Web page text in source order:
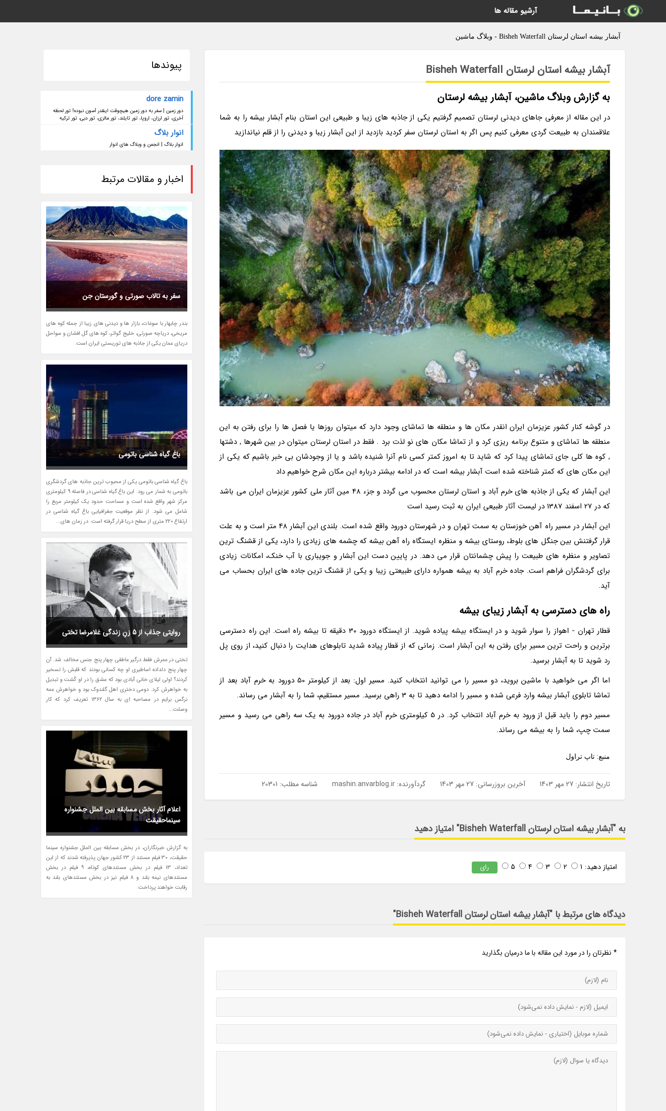
آبشار بیشه استان لرستان Bisheh Waterfall - وبلاگ ماشین
آبشار بیشه استان لرستان Bisheh Waterfall
به گزارش وبلاگ ماشین، آبشار بیشه لرستان
در این مقاله از معرفی جاهای دیدنی لرستان تصمیم گرفتیم یکی از جاذبه های زیبا و طبیعی این استان بنام آبشار بیشه را به شما
علاقمندان به طبیعت گردی معرفی کنیم پس اگر به استان لرستان سفر کردید بازدید از این آبشار زیبا و دیدنی را از قلم نیاندازید
در گوشه کنار کشور عزیزمان ایران انقدر مکان ها و منطقه ها تماشای وجود دارد که میتوان روزها یا فصل ها را برای رفتن به این
منطقه ها تماشای و متنوع برنامه ریزی کرد و از تماشا مکان های نو لذت برد . فقط در استان لرستان میتوان در بین شهرها , دشتها
, کوه ها کلی جای تماشای پیدا کرد که شاید تا به امروز کمتر کسی نام آنرا شنیده باشد و یا از وجودشان بی خبر باشیم که یکی از
این مکان های که کمتر شناخته شده است آبشار بیشه است که در ادامه بیشتر درباره این مکان شرح خواهیم داد
این آبشار که یکی از جاذبه های خرم آباد و استان لرستان محسوب می گردد و جزء 48 مین آثار ملی کشور عزیزمان ایران می باشد
که در 27 اسفند 1387 در لیست آثار طبیعی ایران به ثبت رسید است
این آبشار در مسیر راه آهن خوزستان به سمت تهران و در شهرستان دورود واقع شده است. بلندی این آبشار 48 متر است و به علت
قرار گرفتنش بین جنگل های بلوط، روستای بیشه و منظره ایستگاه راه آهن بیشه که چشمه های زیادی را دارد، یکی از قشنگ ترین
تصاویر و منظره های طبیعت را پیش چشمانتان قرار می دهد. در پایین دست این آبشار و جویباری با آب خنک، امکانات زیادی
برای گردشگران فراهم است. جاده خرم آباد به بیشه همواره دارای طبیعتی زیبا و یکی از قشنگ ترین جاده های ایران بحساب می
آید.
راه های دسترسی به آبشار زیبای بیشه
قطار تهران - اهواز را سوار شوید و در ایستگاه بیشه پیاده شوید. از ایستگاه دورود 30 دقیقه تا بیشه راه است. این راه دسترسی
برترین و راحت ترین مسیر برای رفتن به این آبشار است. زمانی که از قطار پیاده شدید تابلوهای هدایت را دنبال کنید، از روی پل
رد شوید تا به آبشار برسید.
اما اگر می خواهید با ماشین بروید، دو مسیر را می توانید انتخاب کنید. مسیر اول: بعد از کیلومتر 50 دورود به خرم آباد بعد از
تماشا تابلوی آبشار بیشه وارد فرعی شده و مسیر را ادامه دهید تا به 3 راهی برسید. مسیر مستقیم، شما را به آبشار می رساند.
مسیر دوم را باید قبل از ورود به خرم آباد انتخاب کرد. در 5 کیلومتری خرم آباد در جاده دورود به یک سه راهی می رسید و مسیر
سمت چپ، شما را به بیشه می رساند.
منبع: تاپ تراول
تاریخ انتشار: 27 مهر 1403 آخرین بروزرسانی: 27 مهر 1403 گردآورنده: mashin.anvarblog.ir شناسه مطلب: 20301
به "آبشار بیشه استان لرستان Bisheh Waterfall" امتیاز دهید
امتیاز دهید: 1
2
3
4
5 رای
دیدگاه های مرتبط با "آبشار بیشه استان لرستان Bisheh Waterfall"
* نظرتان را در مورد این مقاله با ما درمیان بگذارید
پیوندها
dore zamin
دور زمین | سفر به دور زمین هیچوقت اینقدر آسون نبوده! تور لحظه
آخری، تور ارزان، اروپا، تور تایلند، تور مالزی، تور دبی، تور ترکیه
انوار بلاگ
انوار بلاگ | انجمن و وبلاگ های انوار
اخبار و مقالات مرتبط
سفر به تالاب صورتی و گورستان جن
بندر چابهار با سوغات، بازار ها و دیدنی های زیبا از جمله کوه های
مریخی، دریاچه صورتی، خلیج گواتر، کوه های گل افشان و سواحل
دریای عمان یکی از جاذبه های توریستی ایران است.
باغ گیاه شناسی باتومی
باغ گیاه شناسی باتومی یکی از محبوب ترین جاذبه های گردشگری
باتومی به شمار می رود. این باغ گیاه شناسی در فاصله 9 کیلومتری
مرکز شهر واقع شده است و مساحت حدود یک کیلومتر مربع را
شامل می شود. از نظر موقعیت جغرافیایی باغ گیاه شناسی در
ارتفاع 220 متری از سطح دریا قرار گرفته است. در زمان های...
روایتی جذاب از 5 زنِ زندگی غلامرضا تختی
تختی در عمرش فقط درگیر عاطفی چهار پنج جنس مخالف شد. آن
چهار پنج دلداده اساطیری او چه کسانی بودند که قلبش را تسخیر
کردند؟ اولی لیلای خانی آبادی بود که عشق را در او کُشت و تبدیل
به خواهرش کرد. دومی دختری اهل گلندوک بود و خواهرش عمه
نرگس برایم در مصاحبه ای به سال 1362 تعریف کرد که کار
وصلت...
اعلام آثار بخش مسابقه بین الملل جشنواره
سینماحقیقت
به گزارش خبرنگاران، در بخش مسابقه بین الملل جشنواره سینما
حقیقت، 30 فیلم مستند از 23 کشور جهان پذیرفته شدند که از این
تعداد، 13 فیلم در بخش مستندهای کوتاه، 9 فیلم در بخش
مستندهای نیمه بلند و 8 فیلم نیز در بخش مستندهای بلند به
رقابت خواهند پرداخت.
آرشیو مقاله ها